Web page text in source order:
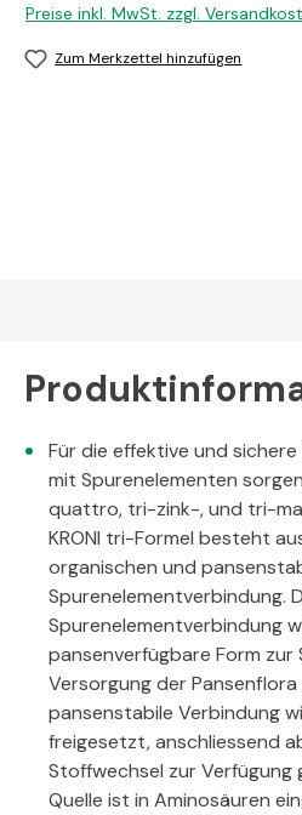
Preise inkl. MwSt. zzgl.
Zum Merkzettel hinzufügen
Für die effektive und
mit Spurenelementen
quattro, tri-zink-, und tri-
KRONI tri-Formel besteht
organischen und
Spurenelementverbindung.
Spurenelementverbindung
pansenverfügbare Form zur
Versorgung der
pansenstabile Verbindung
freigesetzt, anschliessend
Stoffwechsel zur Verfügung
Quelle ist in Aminosäuren